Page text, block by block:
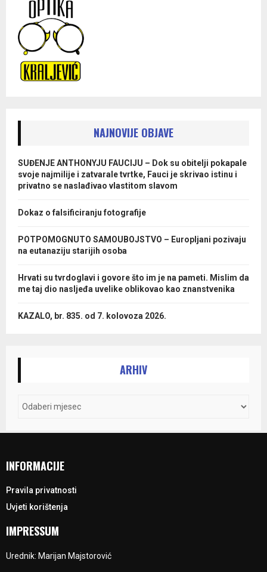
NAJNOVIJE OBJAVE
SUĐENJE ANTHONYJU FAUCIJU – Dok su obitelji pokapale
svoje najmilije i zatvarale tvrtke, Fauci je skrivao istinu i
privatno se naslađivao vlastitom slavom
Dokaz o falsificiranju fotografije
POTPOMOGNUTO SAMOUBOJSTVO – Europljani pozivaju
na eutanaziju starijih osoba
Hrvati su tvrdoglavi i govore što im je na pameti. Mislim da
me taj dio nasljeđa uvelike oblikovao kao znanstvenika
KAZALO, br. 835. od 7. kolovoza 2026.
ARHIV
INFORMACIJE
Pravila privatnosti
Uvjeti korištenja
IMPRESSUM
Urednik: Marijan Majstorović